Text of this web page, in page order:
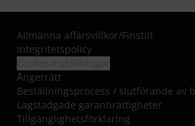
Allmänna affärsvillkor/Finstilt
Integritetspolicy
Ångerrätt
Beställningsprocess / slutförande av
Lagstadgade garantirättigheter
Tillgänglighetsförklaring